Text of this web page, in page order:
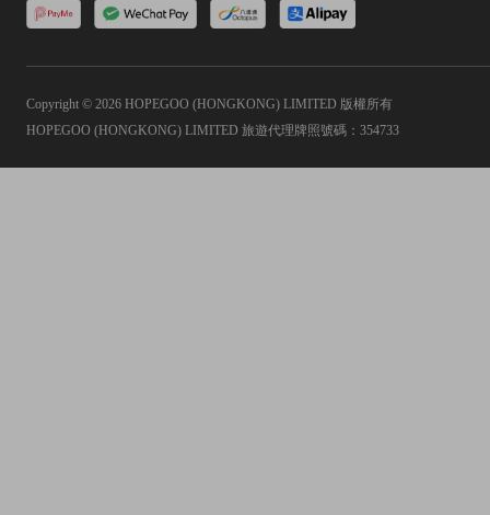
Copyright © 2026 HOPEGOO (HONGKONG) LIMITED 版權所有
HOPEGOO (HONGKONG) LIMITED 旅遊代理牌照號碼：354733